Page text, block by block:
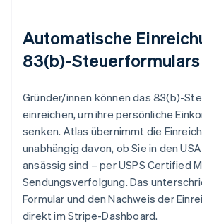
Automatische
83(b)-Steuerformulars
Gründer/innen können das 83(b)-
einreichen, um ihre persönliche
senken. Atlas übernimmt die
unabhängig davon, ob Sie in den
ansässig sind – per USPS Certified
Sendungsverfolgung. Das
Formular und den Nachweis der
direkt im Stripe-Dashboard.